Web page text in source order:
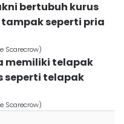
bertubuh kurus
seperti pria
Scarecrow)
memiliki telapak
seperti telapak
Scarecrow)